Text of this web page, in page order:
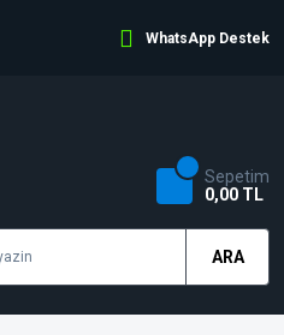
WhatsApp Destek
ARA
Sepetim
0,00 TL